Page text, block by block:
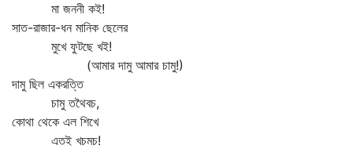
মা জননী কই!
সাত-রাজার-ধন মানিক ছেলের
মুখে ফুটছে খই!
(আমার দামু আমার চামু!)
দামু ছিল একরত্তি
চামু তথৈবচ,
কোথা থেকে এল শিখে
এতই খচমচ!